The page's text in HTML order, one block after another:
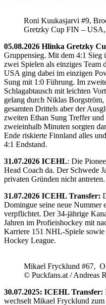
Roni Kuukasjarvi #9,
Gretzky Cup FIN – USA,
05.08.2026 Hlinka Gretzky
Gruppensieg. Mit dem 4:1 Sieg
zwei Spielen als einziges
USA ging dabei im einzigen
Sung mit 1:0 Führung. Im
Schlagabtausch mit leichten
gelang durch Niklas
gesamten Drittels aber der
zweiten Ethan Sung Treffer
zweieinhalb Minuten sorgten
Ende riskierte Finnland alles
4:1 Endstand.
31.07.2026 ICEHL: Die
Head Coach da. Der Schwede
privaten Gründen nicht antreten.
31.07.2026 ICEHL Transfer:
Domingue seine neue Nummer
verpflichtet. Der 34-jährige
Jahren im Profieishockey mit
Karriere 151 NHL-Spiele
Hockey League.
Mikael Frycklund #67,
© Puckfans.at / Andreas
30.07.2025: ICEHL Transfer:
wechselt Mikael Frycklund